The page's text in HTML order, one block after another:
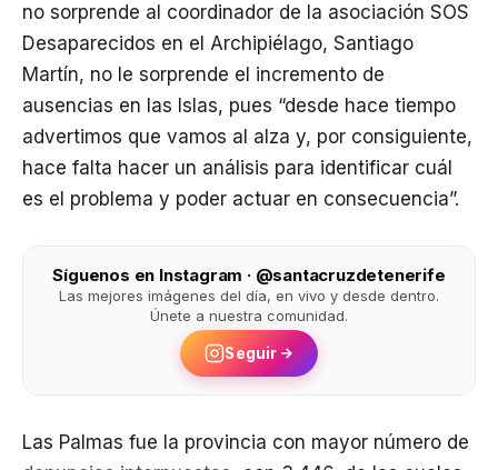
no sorprende al coordinador de la asociación SOS
Desaparecidos en el Archipiélago, Santiago
Martín, no le sorprende el incremento de
ausencias en las Islas, pues “desde hace tiempo
advertimos que vamos al alza y, por consiguiente,
hace falta hacer un análisis para identificar cuál
es el problema y poder actuar en consecuencia”.
Síguenos en Instagram · @santacruzdetenerife
Las mejores imágenes del día, en vivo y desde dentro.
Únete a nuestra comunidad.
Seguir
Las Palmas fue la provincia con mayor número de